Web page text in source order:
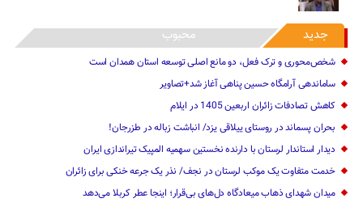
جدید محبوب
شخص‌محوری و ترک فعل، دو مانع اصلی توسعه استان همدان است
ساماندهی آرامگاه حسین پناهی آغاز شد+تصاویر
کاهش تصادفات زائران اربعین 1405 در ایلام
بحران پسماند در روستای ییلاقی یزد/ انباشت زباله در طزرجان!
دیدار استاندار لرستان با دارنده نخستین سهمیه المپیک تیراندازی ایران
خدمت متفاوت یک موکب لرستان در نجف/ نذر یک جرعه خنکی برای زائران
میدان شهدای ذهاب میعادگاه دل‌های بی‌قرار؛ اینجا عطر کربلا می‌دهد